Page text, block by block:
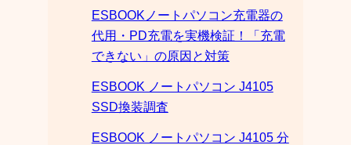
ESBOOKノートパソコン充電器の
代用・PD充電を実機検証！「充電
できない」の原因と対策
ESBOOK ノートパソコン J4105
SSD換装調査
ESBOOK ノートパソコン J4105 分